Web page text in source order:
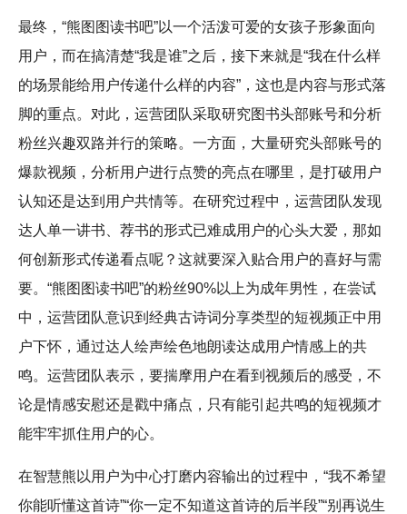
最终，“熊图图读书吧”以一个活泼可爱的女孩子形象面向
用户，而在搞清楚“我是谁”之后，接下来就是“我在什么样
的场景能给用户传递什么样的内容”，这也是内容与形式落
脚的重点。对此，运营团队采取研究图书头部账号和分析
粉丝兴趣双路并行的策略。一方面，大量研究头部账号的
爆款视频，分析用户进行点赞的亮点在哪里，是打破用户
认知还是达到用户共情等。在研究过程中，运营团队发现
达人单一讲书、荐书的形式已难成用户的心头大爱，那如
何创新形式传递看点呢？这就要深入贴合用户的喜好与需
要。“熊图图读书吧”的粉丝90%以上为成年男性，在尝试
中，运营团队意识到经典古诗词分享类型的短视频正中用
户下怀，通过达人绘声绘色地朗读达成用户情感上的共
鸣。运营团队表示，要揣摩用户在看到视频后的感受，不
论是情感安慰还是戳中痛点，只有能引起共鸣的短视频才
能牢牢抓住用户的心。
在智慧熊以用户为中心打磨内容输出的过程中，“我不希望
你能听懂这首诗”“你一定不知道这首诗的后半段”“别再说生